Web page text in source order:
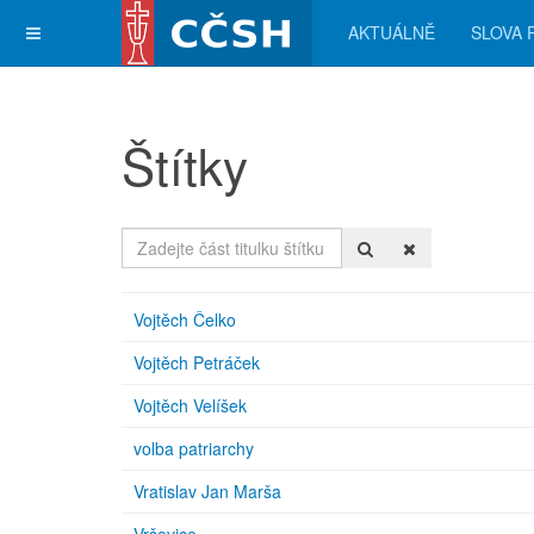
AKTUÁLNĚ SLOVA
Štítky
Zadejte
část
štítku
Vojtěch Čelko
Vojtěch Petráček
Vojtěch Velíšek
volba patriarchy
Vratislav Jan Marša